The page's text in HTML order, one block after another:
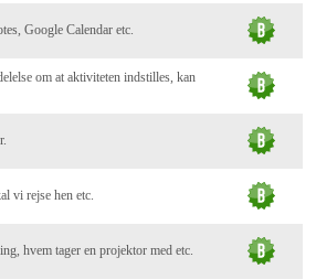
Google Calendar etc.
om at aktiviteten indstilles, kan
vi rejse hen etc.
hvem tager en projektor med etc.